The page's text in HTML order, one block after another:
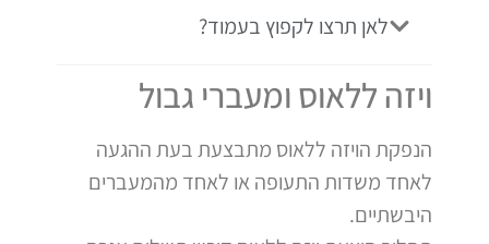
לאן תרצו לקפוץ בעמוד?
ויזה ללאוס ומעברי גבול
הנפקת הויזה ללאוס מתבצעת בעת ההגעה
לאחד משדות התעופה או לאחד מהמעברים
היבשתיים.